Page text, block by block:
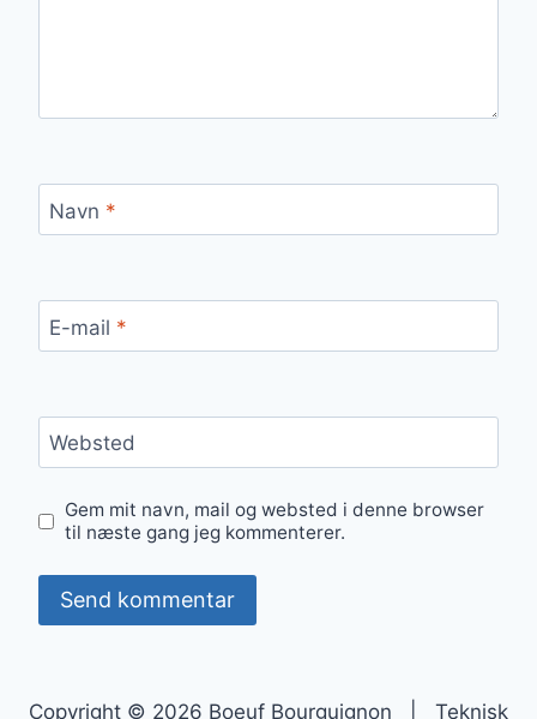
Navn *
E-mail *
Websted
Gem mit navn, mail og websted i denne browser
til næste gang jeg kommenterer.
Copyright © 2026 Boeuf Bourguignon | Teknisk